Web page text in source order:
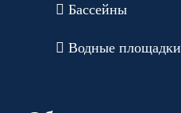
Бассейны
Водные площадки